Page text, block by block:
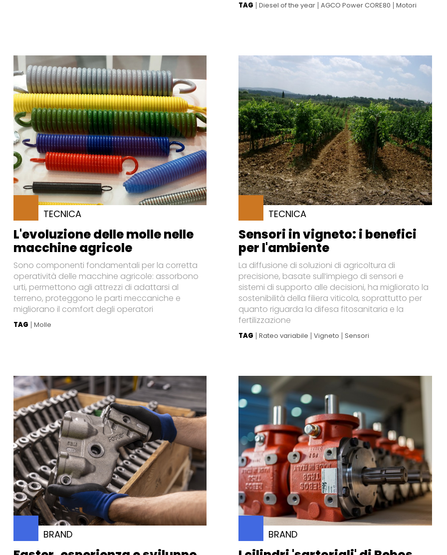
TAG Diesel of the year AGCO Power CORE80 Motori
TECNICA
L'evoluzione delle molle nelle
macchine agricole
Sono componenti fondamentali per la corretta
operatività delle macchine agricole: assorbono
urti, permettono agli attrezzi di adattarsi al
terreno, proteggono le parti meccaniche e
migliorano il comfort degli operatori
TAG Molle
TECNICA
Sensori in vigneto: i benefici
per l'ambiente
La diffusione di soluzioni di agricoltura di
precisione, basate sull’impiego di sensori e
sistemi di supporto alle decisioni, ha migliorato la
sostenibilità della filiera viticola, soprattutto per
quanto riguarda la difesa fitosanitaria e la
fertilizzazione
TAG Rateo variabile Vigneto Sensori
BRAND BRAND